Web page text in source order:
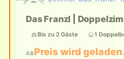
Das Franzl |
Bis zu 2 Gäste 1
ABPreis wird